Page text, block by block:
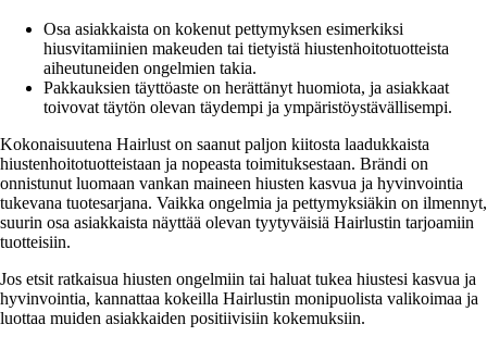
Osa asiakkaista on kokenut pettymyksen esimerkiksi
hiusvitamiinien makeuden tai tietyistä hiustenhoitotuotteista
aiheutuneiden ongelmien takia.
Pakkauksien täyttöaste on herättänyt huomiota, ja asiakkaat
toivovat täytön olevan täydempi ja ympäristöystävällisempi.
Kokonaisuutena Hairlust on saanut paljon kiitosta laadukkaista
hiustenhoitotuotteistaan ja nopeasta toimituksestaan. Brändi on
onnistunut luomaan vankan maineen hiusten kasvua ja hyvinvointia
tukevana tuotesarjana. Vaikka ongelmia ja pettymyksiäkin on ilmennyt,
suurin osa asiakkaista näyttää olevan tyytyväisiä Hairlustin tarjoamiin
tuotteisiin.
Jos etsit ratkaisua hiusten ongelmiin tai haluat tukea hiustesi kasvua ja
hyvinvointia, kannattaa kokeilla Hairlustin monipuolista valikoimaa ja
luottaa muiden asiakkaiden positiivisiin kokemuksiin.